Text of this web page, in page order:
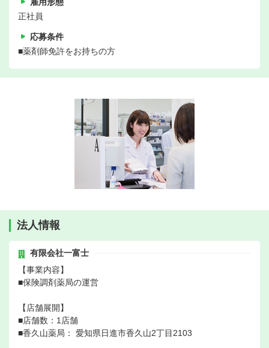
雇用形態
正社員
応募条件
■薬剤師免許をお持ちの方
法人情報
有限会社一富士
【事業内容】
■保険調剤薬局の運営
【店舗展開】
■店舗数：1店舗
■香久山薬局： 愛知県日進市香久山2丁目2103